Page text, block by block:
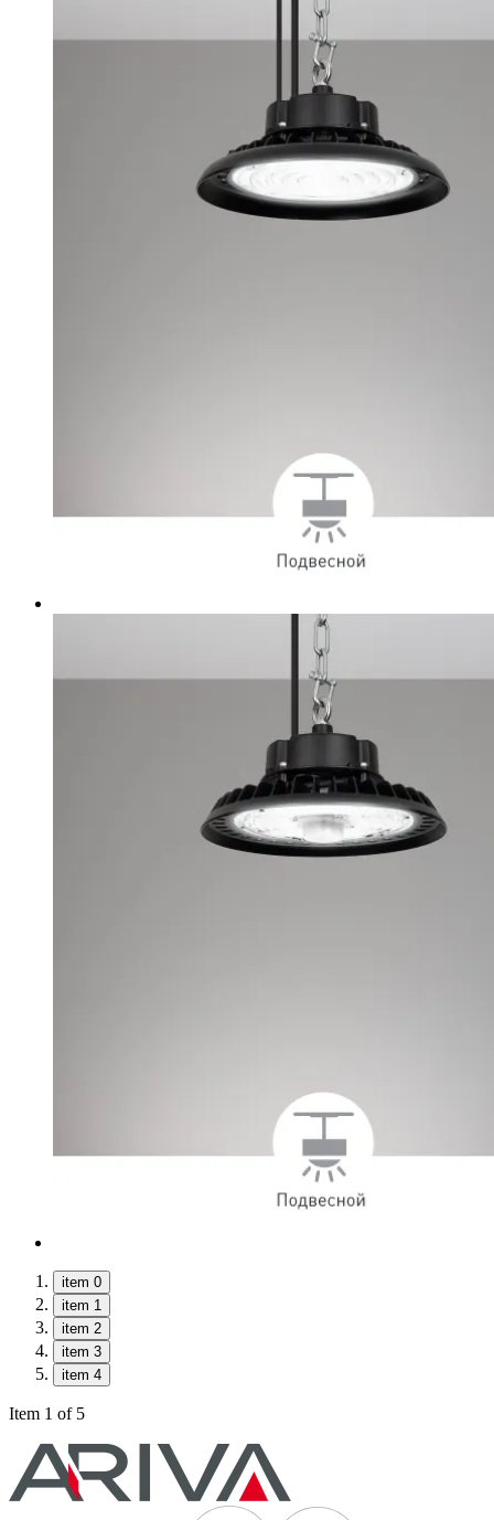
item 0
item 1
item 2
item 3
item 4
Item 1 of 5